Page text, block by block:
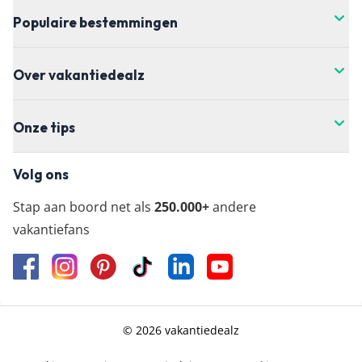
Populaire bestemmingen
Over vakantiedealz
Onze tips
Volg ons
Stap aan boord net als 250.000+andere
vakantiefans
© 2026 vakantiedealz